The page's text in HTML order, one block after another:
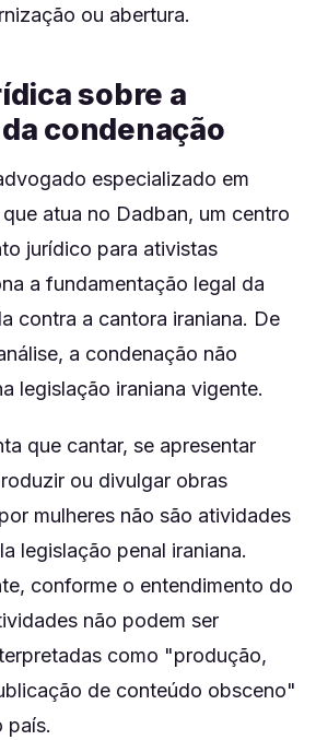
ou abertura.
sobre a
condenação
especializado em
atua no Dadban, um centro
jurídico para ativistas
a fundamentação legal da
contra a cantora iraniana. De
a condenação não
legislação iraniana vigente.
que cantar, se apresentar
ou divulgar obras
mulheres não são atividades
legislação penal iraniana.
conforme o entendimento do
não podem ser
como "produção,
de conteúdo obsceno"
país.